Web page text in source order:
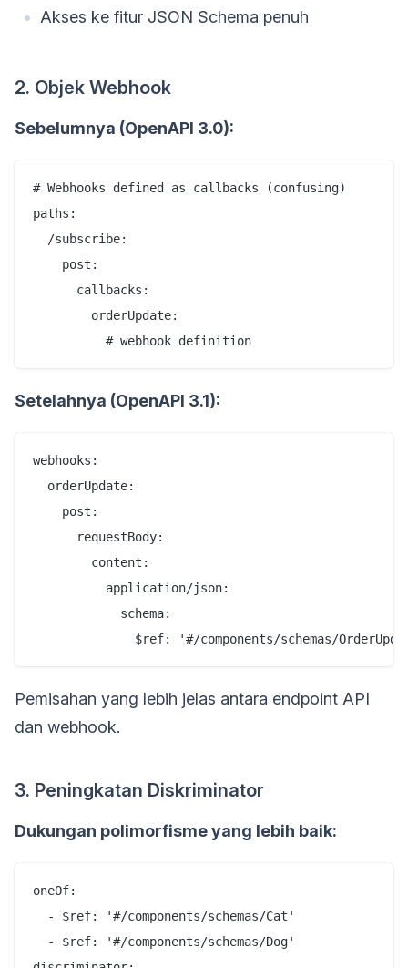
Akses ke fitur JSON Schema penuh
2. Objek Webhook
Sebelumnya (OpenAPI 3.0):
# Webhooks defined as callbacks (confusing)
paths:
  /subscribe:
    post:
      callbacks:
        orderUpdate:
Setelahnya (OpenAPI 3.1):
webhooks:
  orderUpdate:
    post:
      requestBody:
        content:
          application/json:
            schema:
Pemisahan yang lebih jelas antara endpoint API
dan webhook.
3. Peningkatan Diskriminator
Dukungan polimorfisme yang lebih baik:
oneOf:
  - $ref: '#/components/schemas/Cat'
  - $ref: '#/components/schemas/Dog'